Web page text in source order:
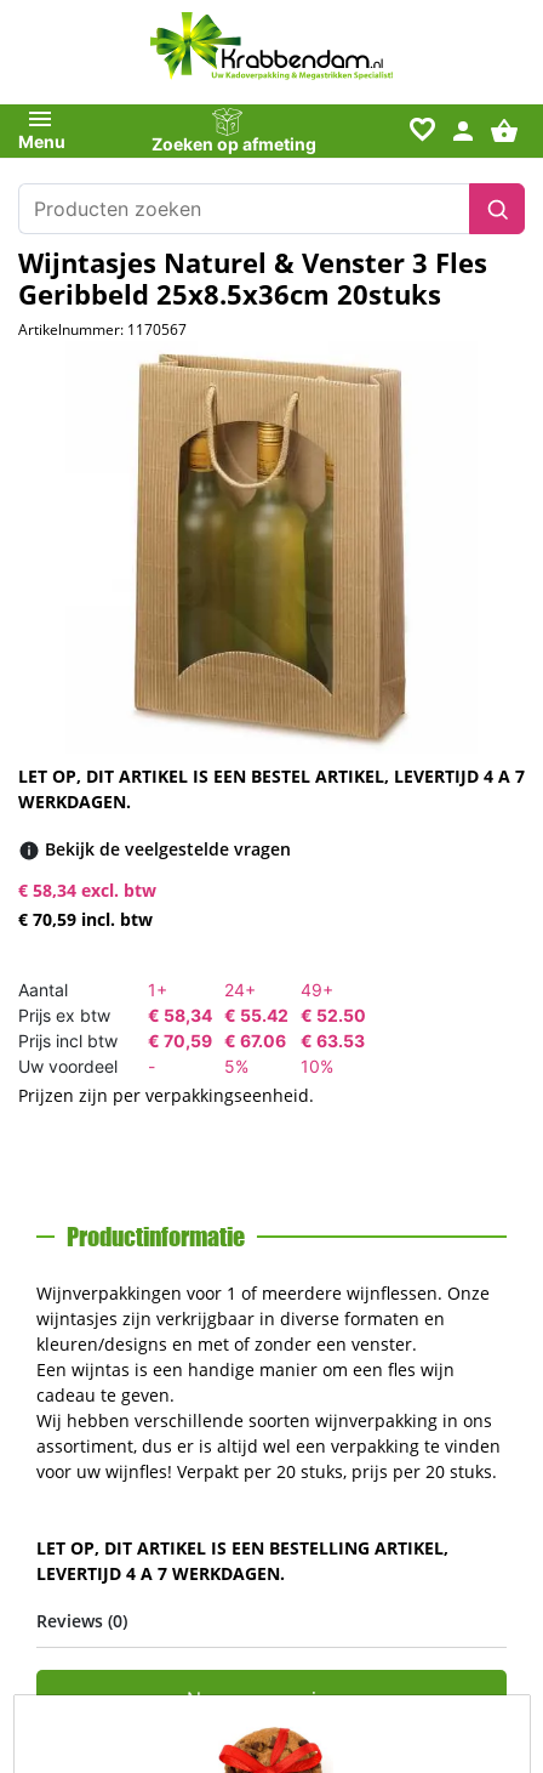
Menu Zoeken op afmeting favorite_border
Wijntasjes Naturel & Venster 3 Fles
Geribbeld 25x8.5x36cm 20stuks
Artikelnummer: 1170567
LET OP, DIT ARTIKEL IS EEN BESTEL ARTIKEL, LEVERTIJD 4 A 7
WERKDAGEN.
Bekijk de veelgestelde vragen
€ 58,34 excl. btw
€ 70,59 incl. btw
Aantal 1+ 24+
49+
Prijs ex btw
€ 58,34 € 55.42
€ 52.50
Prijs incl btw
€ 70,59 € 67.06
€ 63.53
Uw voordeel
- 5% 10%
Prijzen zijn per verpakkingseenheid.
Productinformatie
Wijnverpakkingen voor 1 of meerdere wijnflessen. Onze
wijntasjes zijn verkrijgbaar in diverse formaten en
kleuren/designs en met of zonder een venster.
Een wijntas is een handige manier om een fles wijn
cadeau te geven.
Wij hebben verschillende soorten wijnverpakking in ons
assortiment, dus er is altijd wel een verpakking te vinden
voor uw wijnfles! Verpakt per 20 stuks, prijs per 20 stuks.
LET OP, DIT ARTIKEL IS EEN BESTELLING ARTIKEL,
LEVERTIJD 4 A 7 WERKDAGEN.
Reviews (0)
Nog geen reviews.